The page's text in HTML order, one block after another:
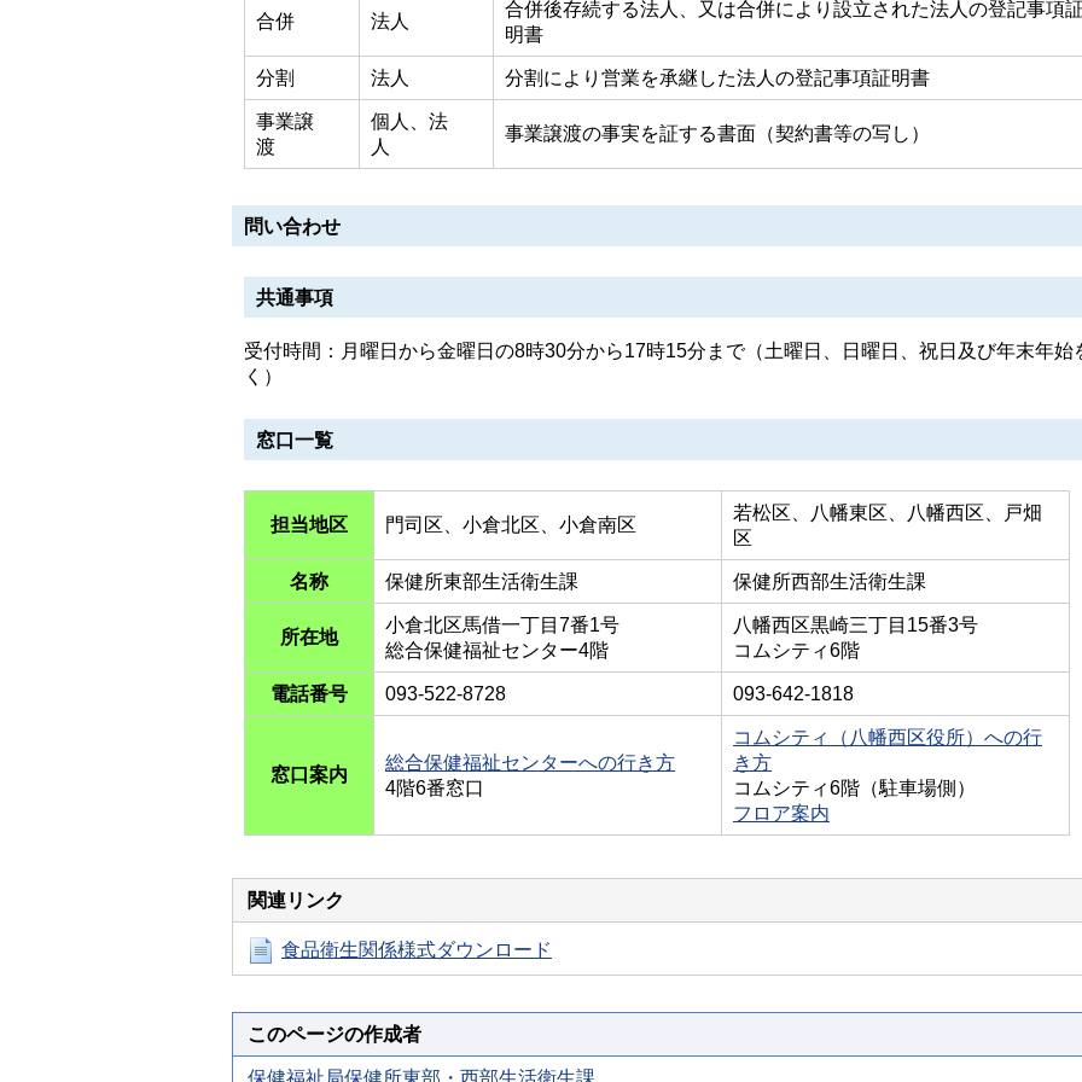
合併 法人
合併後存続する法人、又は合併により設立された法人の登記事項
明書
分割 法人 分割により営業を承継した法人の登記事項証明書
事業譲
渡
個人、法
人
事業譲渡の事実を証する書面（契約書等の写し）
問い合わせ
共通事項
受付時間：月曜日から金曜日の8時30分から17時15分まで（土曜日、日曜日、祝日及び年末年始
く）
窓口一覧
担当地区 門司区、小倉北区、小倉南区
若松区、八幡東区、八幡西区、戸畑
区
名称 保健所東部生活衛生課 保健所西部生活衛生課
所在地
小倉北区馬借一丁目7番1号
総合保健福祉センター4階
八幡西区黒崎三丁目15番3号
コムシティ6階
電話番号 093-522-8728 093-642-1818
窓口案内
総合保健福祉センターへの行き方
4階6番窓口
コムシティ（八幡西区役所）への行
き方
コムシティ6階（駐車場側）
フロア案内
関連リンク
食品衛生関係様式ダウンロード
このページの作成者
保健福祉局保健所東部・西部生活衛生課